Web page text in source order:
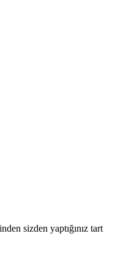
sizden yaptığınız tart